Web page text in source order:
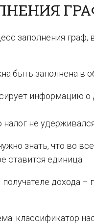
заполнения
быть заполнена в
информацию
не
знать, что во
ставится единица.
дохода
классификатор